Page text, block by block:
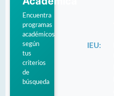
Encuentra
programas
académicos
según
tus
criterios
de
búsqueda
IEU: